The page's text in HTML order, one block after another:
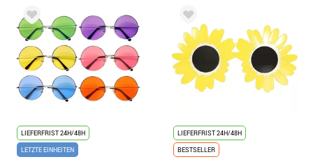
LIEFERFRIST 24H/48H
LETZTE EINHEITEN
LIEFERFRIST 24H/48H
BESTSELLER